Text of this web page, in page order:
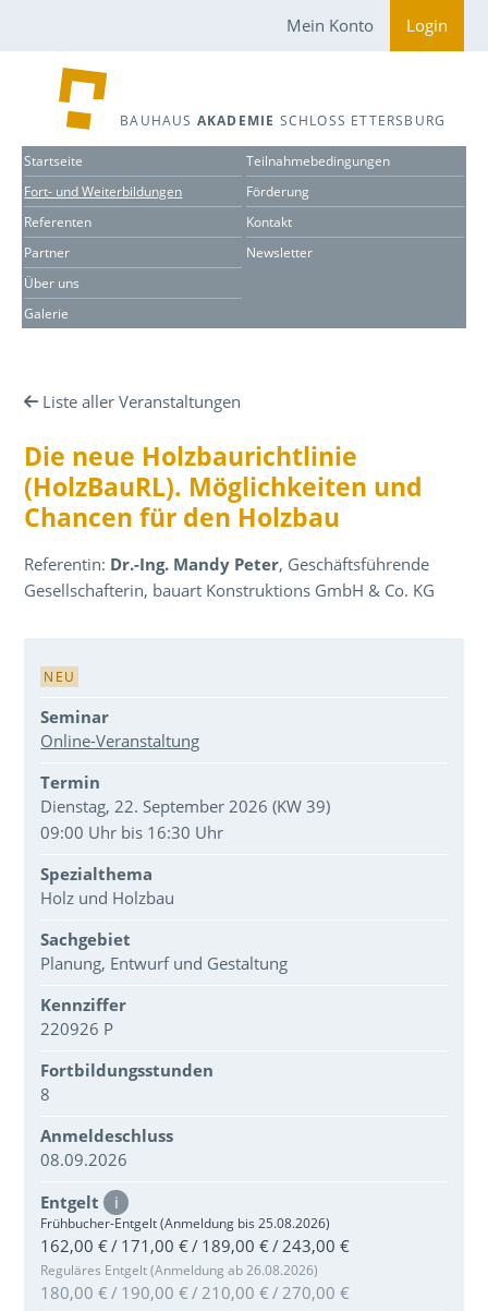
Mein Konto Login
BAUHAUS AKADEMIE SCHLOSS ETTERSBURG
Startseite
Fort- und Weiterbildungen
Referenten
Partner
Über uns
Galerie
Teilnahmebedingungen
Förderung
Kontakt
Newsletter
Liste aller Veranstaltungen
Die neue Holzbaurichtlinie
(HolzBauRL). Möglichkeiten und
Chancen für den Holzbau
Referentin: Dr.-Ing. Mandy Peter, Geschäftsführende
Gesellschafterin, bauart Konstruktions GmbH & Co. KG
Veranstaltungsdaten
NEU
Seminar
Online-Veranstaltung
Termin
Dienstag, 22. September 2026 (KW 39)
09:00 Uhr bis 16:30 Uhr
Spezialthema
Holz und Holzbau
Sachgebiet
Planung, Entwurf und Gestaltung
Kennziffer
220926 P
Fortbildungsstunden
8
Anmeldeschluss
08.09.2026
Entgelt i
Frühbucher-Entgelt (Anmeldung bis 25.08.2026)
162,00 € / 171,00 € / 189,00 € / 243,00 €
Reguläres Entgelt (Anmeldung ab 26.08.2026)
180,00 € / 190,00 € / 210,00 € / 270,00 €